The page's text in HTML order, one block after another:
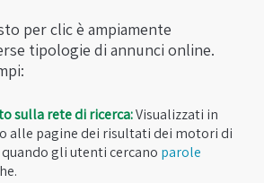
per clic è ampiamente
tipologie di annunci online.
sulla rete di ricerca:Visualizzati in
alle pagine dei risultati dei motori di
quando gli utenti cercano parole